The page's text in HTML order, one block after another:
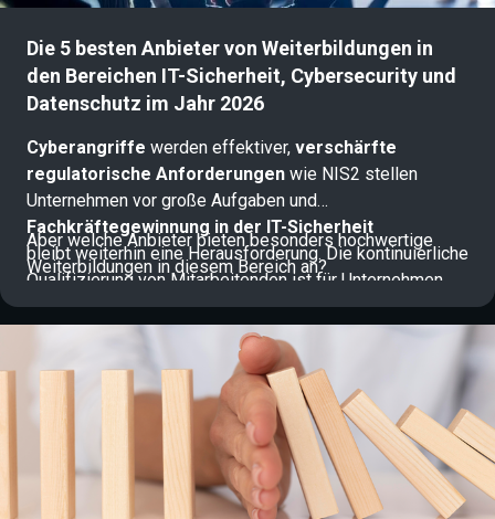
Die 5 besten Anbieter von Weiterbildungen in
den Bereichen IT-Sicherheit, Cybersecurity und
Datenschutz im Jahr 2026
Cyberangriffe werden effektiver, verschärfte
regulatorische Anforderungen wie NIS2 stellen
Unternehmen vor große Aufgaben und
Fachkräftegewinnung in der IT-Sicherheit
bleibt weiterhin eine Herausforderung. Die kontinuierliche
Qualifizierung von Mitarbeitenden ist für Unternehmen
daher längst zentraler Bestandteil einer
effektiven Cyberresilienzstrategie.
Aber welche Anbieter bieten besonders hochwertige
Weiterbildungen in diesem Bereich an?